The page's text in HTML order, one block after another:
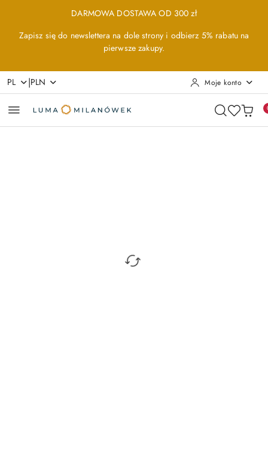
Przejdź do treści głównej
Przejdź do wyszukiwarki
Przejdź do moje konto
Przejdź do menu głównego
Przejdź do opisu produktu
Przejdź do stopkiDARMOWA DOSTAWA OD 300 zł
Zapisz się do newslettera na dole strony i odbierz 5% rabatu na
pierwsze zakupy.
PL |PLN Moje konto